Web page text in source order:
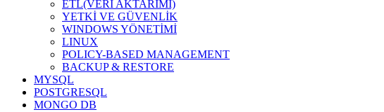
ETL(VERİ AKTARIMI)
YETKİ VE GÜVENLİK
WINDOWS YÖNETİMİ
LINUX
POLICY-BASED MANAGEMENT
BACKUP & RESTORE
MYSQL
POSTGRESQL
MONGO DB